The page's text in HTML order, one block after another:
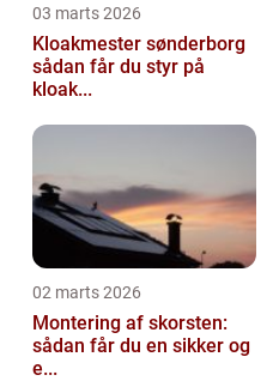
03 marts 2026
Kloakmester sønderborg
sådan får du styr på
kloak...
02 marts 2026
Montering af skorsten:
sådan får du en sikker og
e...